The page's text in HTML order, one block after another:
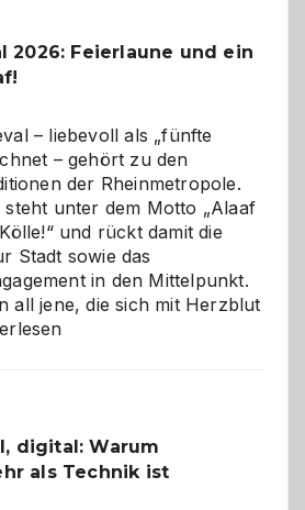
geworden
2026: Feierlaune und ein
– liebevoll als „fünfte
– gehört zu den
der Rheinmetropole.
steht unter dem Motto „Alaaf
und rückt damit die
Stadt sowie das
in den Mittelpunkt.
all jene, die sich mit Herzblut
digital: Warum
als Technik ist